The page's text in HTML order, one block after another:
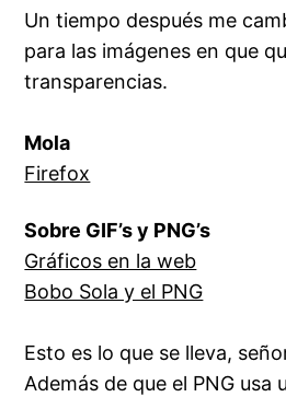
Un tiempo después me
para las imágenes en que
transparencias.
Mola
Firefox
Sobre GIF’s y PNG’s
Gráficos en la web
Bobo Sola y el PNG
Esto es lo que se lleva,
Además de que el PNG usa